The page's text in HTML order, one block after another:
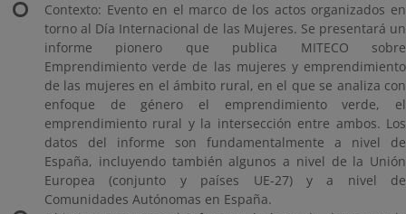
Contexto: Evento en el marco de los actos organizados en
torno al Día Internacional de las Mujeres. Se presentará un
informe pionero que publica MITECO sobre
Emprendimiento verde de las mujeres y emprendimiento
de las mujeres en el ámbito rural, en el que se analiza con
enfoque de género el emprendimiento verde, el
emprendimiento rural y la intersección entre ambos. Los
datos del informe son fundamentalmente a nivel de
España, incluyendo también algunos a nivel de la Unión
Europea (conjunto y países UE-27) y a nivel de
Comunidades Autónomas en España.